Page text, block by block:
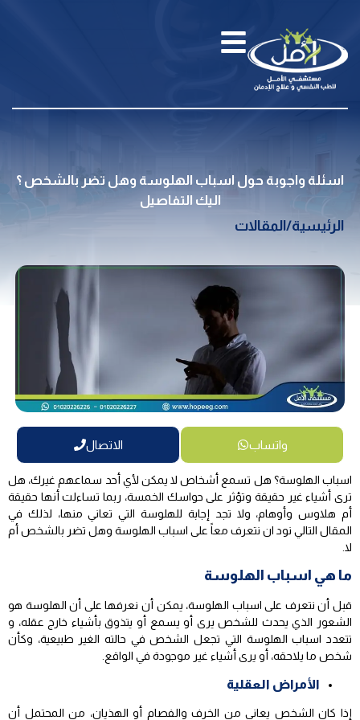
اسئلة واجوبة حول اسباب الهلوسة وهل تضر بالشخص ؟
اليك التفاصيل
الرئيسية/المقالات
واتساب الاتصال
اسباب الهلوسة؟ هل تسمع أشخاص لا يمكن لأي أحد سماعهم غيرك، هل
ترى أشياء غير حقيقة وتؤثر على حواسك الخمسة، ربما تساءلت أنها حقيقة
أم هلاوس وأوهام، ولا تجد إجابة للهلوسة التي تعاني منها، لذلك في
المقال التالي نود ان نتعرف معاً على اسباب الهلوسة وهل تضر بالشخص أم
لا.
ما هي اسباب الهلوسة
قبل أن نتعرف على اسباب الهلوسة، يمكن أن نعرفها على أن الهلوسة هو
الشعور الذي يحدث للشخص يرى أو يسمع أو يتذوق بأشياء خارج عقله، و
تتعدد اسباب الهلوسة التي تجعل الشخص في حالته الغير طبيعية، وكأن
شخص ما يلاحقه، أو يرى أشياء غير موجودة في الواقع.
الأمراض العقلية
إذا كان الشخص يعاني من الخرف والفصام أو الهذيان، من المحتمل أن